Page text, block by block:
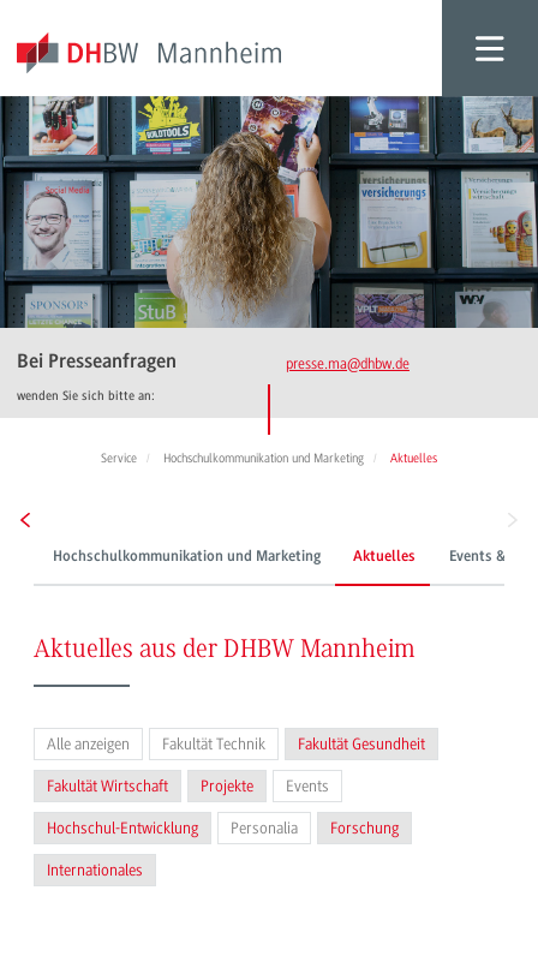
Bei Presseanfragen
wenden Sie sich bitte an:
presse.ma@dhbw.de
Service Hochschulkommunikation und Marketing Aktuelles
Hochschulkommunikation und Marketing Aktuelles Events &
Aktuelles aus der DHBW Mannheim
Alle anzeigen Fakultät Technik Fakultät Gesundheit
Fakultät Wirtschaft Projekte Events
Hochschul-Entwicklung Personalia Forschung
Internationales